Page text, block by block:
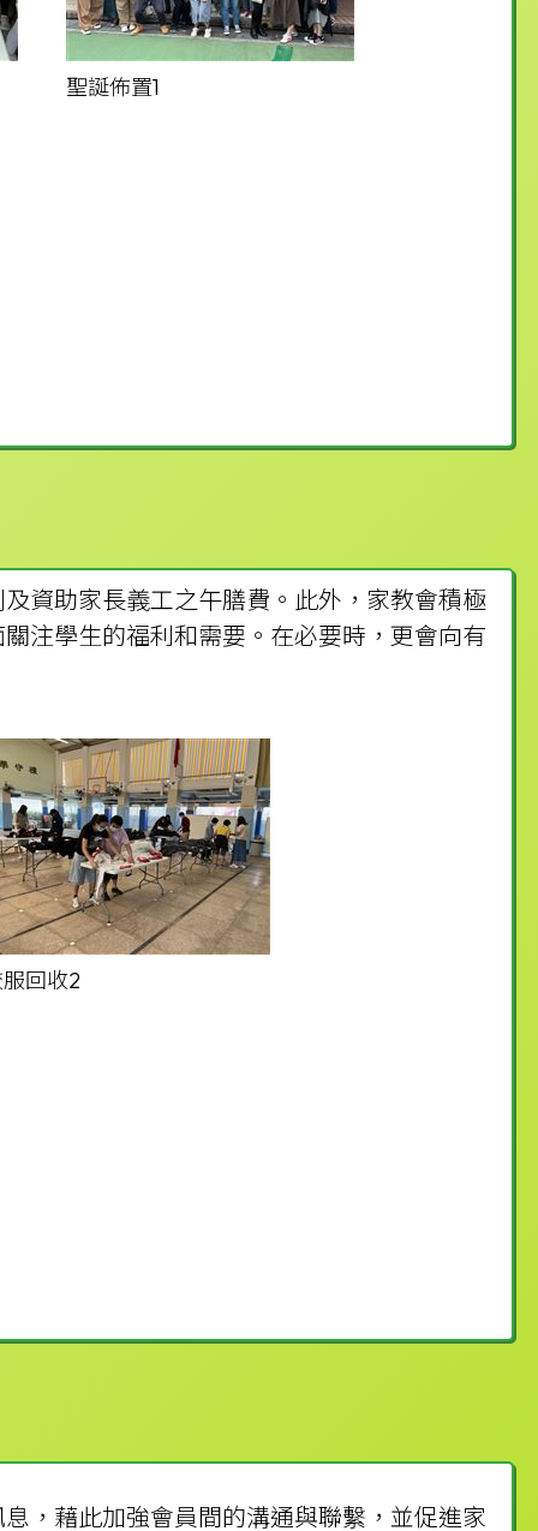
聖誕佈置1
資助家長義工之午膳費。此外，家教會積極
注學生的福利和需要。在必要時，更會向有
回收2
，藉此加強會員間的溝通與聯繫，並促進家